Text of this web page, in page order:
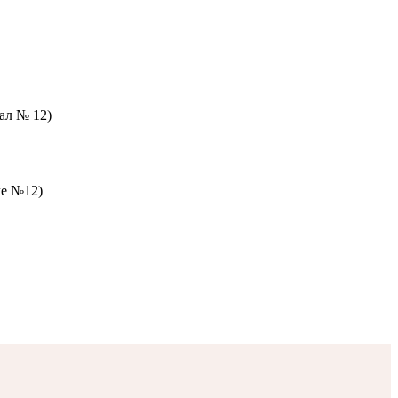
№ 12)
№12)